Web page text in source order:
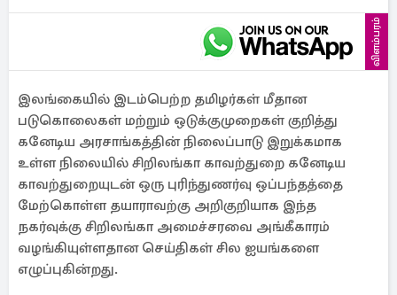
விளம்பரம்
இலங்கையில் இடம்பெற்ற தமிழர்கள் மீதான
படுகொலைகள் மற்றும் ஒடுக்குமுறைகள் குறித்து
கனேடிய அரசாங்கத்தின் நிலைப்பாடு இறுக்கமாக
உள்ள நிலையில் சிறிலங்கா காவற்துறை கனேடிய
காவற்துறையுடன் ஒரு புரிந்துணர்வு ஒப்பந்தத்தை
மேற்கொள்ள தயாராவற்கு அறிகுறியாக இந்த
நகர்வுக்கு சிறிலங்கா அமைச்சரவை அங்கீகாரம்
வழங்கியுள்ளதான செய்திகள் சில ஐயங்களை
எழுப்புகின்றது.